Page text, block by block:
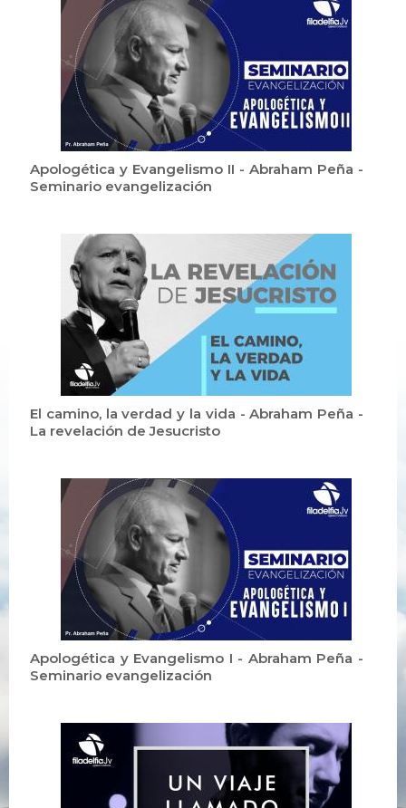
Apologética y Evangelismo II - Abraham Peña -
Seminario evangelización
El camino, la verdad y la vida - Abraham Peña -
La revelación de Jesucristo
Apologética y Evangelismo I - Abraham Peña -
Seminario evangelización